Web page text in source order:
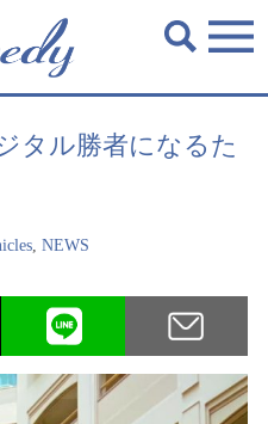
タル勝者になるた
,NEWS